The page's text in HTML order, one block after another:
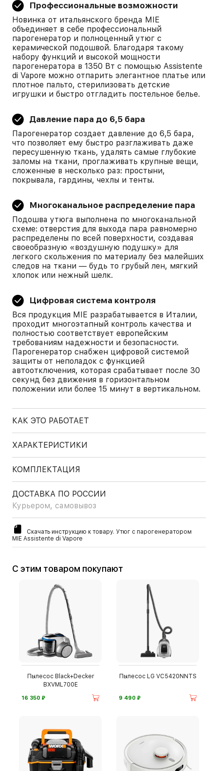
Профессиональные возможности
Новинка от итальянского бренда MIE
объединяет в себе профессиональный
парогенератор и полноценный утюг с
керамической подошвой. Благодаря такому
набору функций и высокой мощности
парогенератора в 1350 Вт с помощью Assistente
di Vapore можно отпарить элегантное платье или
плотное пальто, стерилизовать детские
игрушки и быстро отгладить постельное белье.
Давление пара до 6,5 бара
Парогенератор создает давление до 6,5 бара,
что позволяет ему быстро разглаживать даже
пересушенную ткань, удалять самые глубокие
заломы на ткани, проглаживать крупные вещи,
сложенные в несколько раз: простыни,
покрывала, гардины, чехлы и тенты.
Многоканальное распределение пара
Подошва утюга выполнена по многоканальной
схеме: отверстия для выхода пара равномерно
распределены по всей поверхности, создавая
своеобразную «воздушную подушку» для
легкого скольжения по материалу без малейших
следов на ткани — будь то грубый лен, мягкий
хлопок или нежный шелк.
Цифровая система контроля
Вся продукция MIE разрабатывается в Италии,
проходит многоэтапный контроль качества и
полностью соответствует европейским
требованиям надежности и безопасности.
Парогенератор снабжен цифровой системой
защиты от неполадок с функцией
автоотключения, которая срабатывает после 30
секунд без движения в горизонтальном
положении или более 15 минут в вертикальном.
КАК ЭТО РАБОТАЕТ
ХАРАКТЕРИСТИКИ
КОМПЛЕКТАЦИЯ
ДОСТАВКА ПО РОССИИ
Курьером, самовывоз
Скачать инструкцию к товару. Утюг с парогенератором
MIE Assistente di Vapore
С этим товаром покупают
Пылесос Black+Decker
BXVML700E
16 350 ⃏
Пылесос LG VC5420NNTS
9 490 ⃏